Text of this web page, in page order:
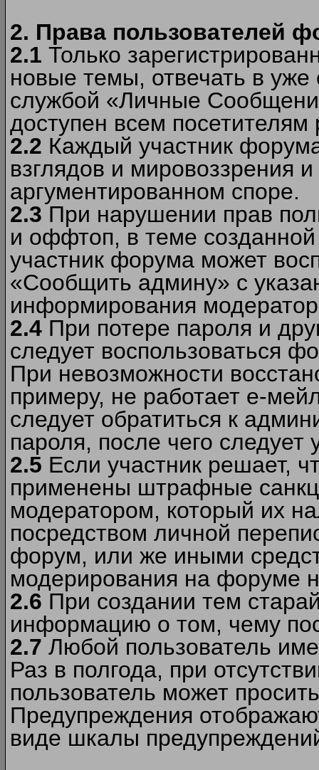
2. Права пользователей
2.1 Только
новые темы, отвечать в
службой «Личные
доступен всем посетителям
2.2 Каждый участник
взглядов и мировоззрения
аргументированном споре.
2.3 При нарушении прав
и оффтоп, в теме
участник форума может
«Сообщить админу» с
информирования
2.4 При потере пароля и
следует воспользоваться
При невозможности
примеру, не работает е-
следует обратиться к
пароля, после чего следует
2.5 Если участник решает,
применены штрафные
модератором, который их
посредством личной
форум, или же иными
модерирования на форуме
2.6 При создании тем
информацию о том, чему
2.7 Любой пользователь
Раз в полгода, при
пользователь может
Предупреждения
виде шкалы